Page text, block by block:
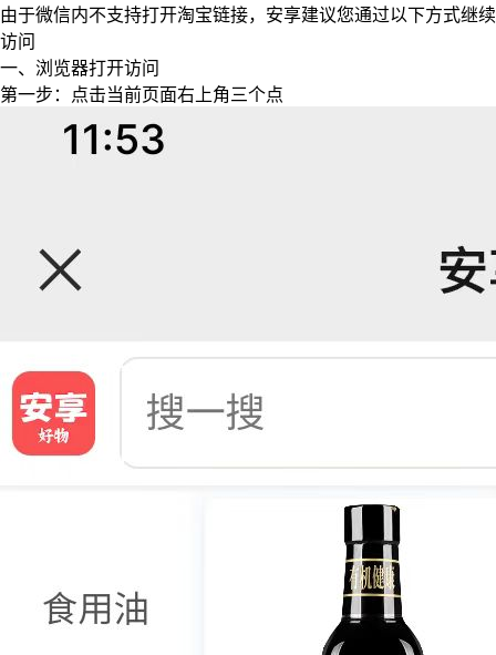
由于微信内不支持打开淘宝链接，安享建议您通过以下方式继续
访问
一、浏览器打开访问
第一步：点击当前页面右上角三个点